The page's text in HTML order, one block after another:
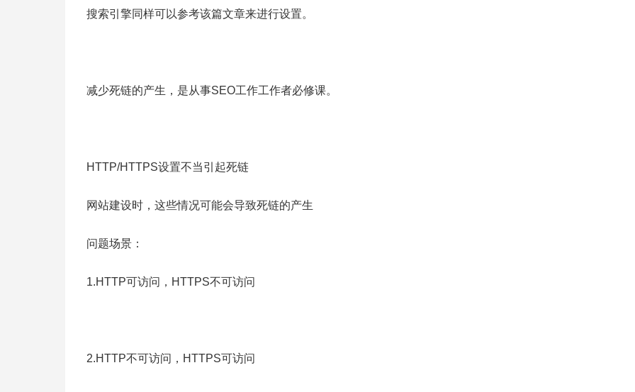
搜索引擎同样可以参考该篇文章来进行设置。
减少死链的产生，是从事SEO工作工作者必修课。
HTTP/HTTPS设置不当引起死链
网站建设时，这些情况可能会导致死链的产生
问题场景：
1.HTTP可访问，HTTPS不可访问
2.HTTP不可访问，HTTPS可访问